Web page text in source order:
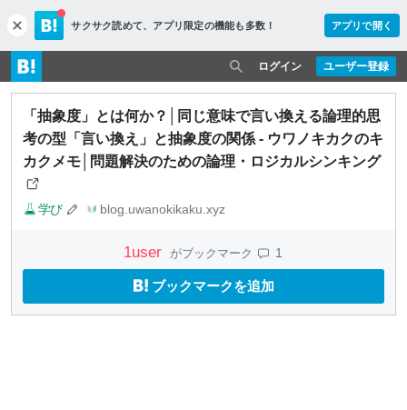
c
l
o
s
e
サクサク読めて、 アプリ限定の機能も多数！ アプリで開く
ユーザー登録
ログイン
「抽象度」とは何か？│同じ意味で言い換える論理的思
考の型「言い換え」と抽象度の関係 - ウワノキカクのキ
カクメモ│問題解決のための論理・ロジカルシンキング
学び blog.uwanokikaku.xyz
1user がブックマーク 1
ブックマークを追加